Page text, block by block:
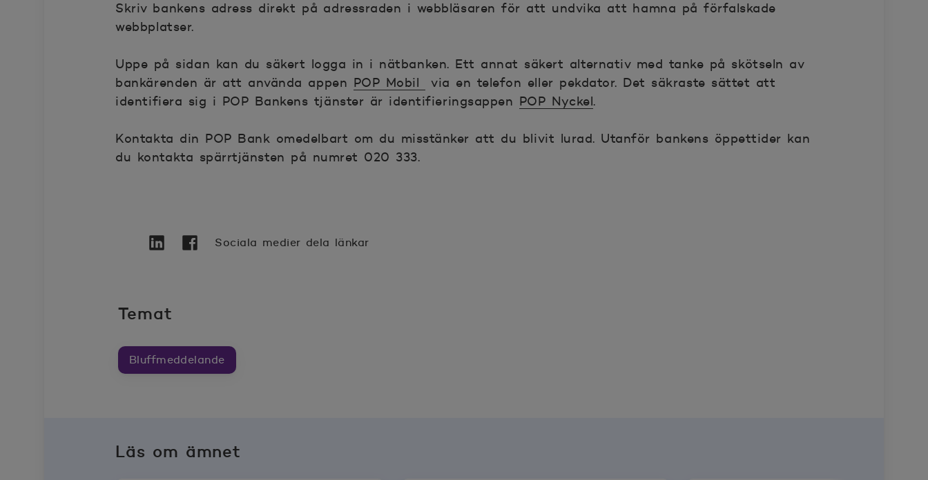
Skriv bankens adress direkt på adressraden i webbläsaren för att undvika att hamna på förfalskade
webbplatser.
Uppe på sidan kan du säkert logga in i nätbanken. Ett annat säkert alternativ med tanke på skötseln av
bankärenden är att använda appen POP Mobil
via en telefon eller pekdator. Det säkraste sättet att
identifiera sig i POP Bankens tjänster är identifieringsappen POP Nyckel.
Kontakta din POP Bank omedelbart om du misstänker att du blivit lurad. Utanför bankens öppettider kan
du kontakta spärrtjänsten på numret 020 333.
Sociala medier dela länkar
Temat
Bluffmeddelande
Läs om ämnet